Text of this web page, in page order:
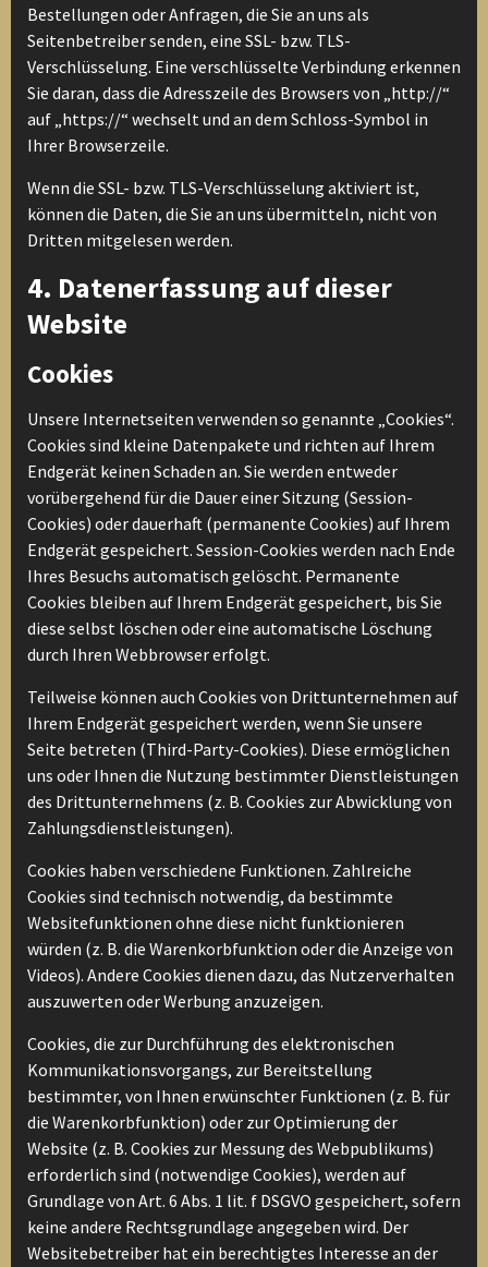
Bestellungen oder Anfragen, die Sie an uns als
Seitenbetreiber senden, eine SSL- bzw. TLS-
Verschlüsselung. Eine verschlüsselte Verbindung erkennen
Sie daran, dass die Adresszeile des Browsers von „http://“
auf „https://“ wechselt und an dem Schloss-Symbol in
Ihrer Browserzeile.
Wenn die SSL- bzw. TLS-Verschlüsselung aktiviert ist,
können die Daten, die Sie an uns übermitteln, nicht von
Dritten mitgelesen werden.
4. Datenerfassung auf dieser
Website
Cookies
Unsere Internetseiten verwenden so genannte „Cookies“.
Cookies sind kleine Datenpakete und richten auf Ihrem
Endgerät keinen Schaden an. Sie werden entweder
vorübergehend für die Dauer einer Sitzung (Session-
Cookies) oder dauerhaft (permanente Cookies) auf Ihrem
Endgerät gespeichert. Session-Cookies werden nach Ende
Ihres Besuchs automatisch gelöscht. Permanente
Cookies bleiben auf Ihrem Endgerät gespeichert, bis Sie
diese selbst löschen oder eine automatische Löschung
durch Ihren Webbrowser erfolgt.
Teilweise können auch Cookies von Drittunternehmen auf
Ihrem Endgerät gespeichert werden, wenn Sie unsere
Seite betreten (Third-Party-Cookies). Diese ermöglichen
uns oder Ihnen die Nutzung bestimmter Dienstleistungen
des Drittunternehmens (z. B. Cookies zur Abwicklung von
Zahlungsdienstleistungen).
Cookies haben verschiedene Funktionen. Zahlreiche
Cookies sind technisch notwendig, da bestimmte
Websitefunktionen ohne diese nicht funktionieren
würden (z. B. die Warenkorbfunktion oder die Anzeige von
Videos). Andere Cookies dienen dazu, das Nutzerverhalten
auszuwerten oder Werbung anzuzeigen.
Cookies, die zur Durchführung des elektronischen
Kommunikationsvorgangs, zur Bereitstellung
bestimmter, von Ihnen erwünschter Funktionen (z. B. für
die Warenkorbfunktion) oder zur Optimierung der
Website (z. B. Cookies zur Messung des Webpublikums)
erforderlich sind (notwendige Cookies), werden auf
Grundlage von Art. 6 Abs. 1 lit. f DSGVO gespeichert, sofern
keine andere Rechtsgrundlage angegeben wird. Der
Websitebetreiber hat ein berechtigtes Interesse an der